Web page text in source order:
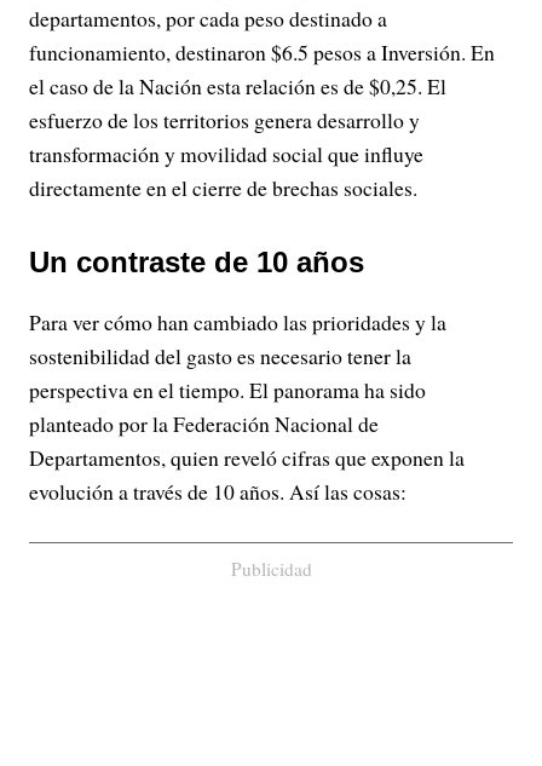
departamentos, por cada peso destinado a
funcionamiento, destinaron $6.5 pesos a Inversión. En
el caso de la Nación esta relación es de $0,25. El
esfuerzo de los territorios genera desarrollo y
transformación y movilidad social que influye
directamente en el cierre de brechas sociales.
Un contraste de 10 años
Para ver cómo han cambiado las prioridades y la
sostenibilidad del gasto es necesario tener la
perspectiva en el tiempo. El panorama ha sido
planteado por la Federación Nacional de
Departamentos, quien reveló cifras que exponen la
evolución a través de 10 años. Así las cosas:
Publicidad